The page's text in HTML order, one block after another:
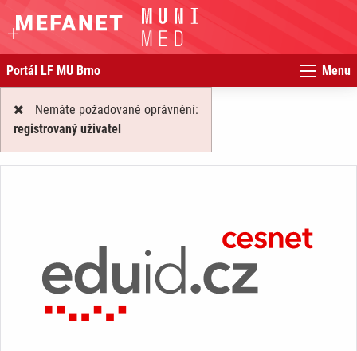
Portál LF MU Brno Menu
Nemáte požadované oprávnění:
registrovaný uživatel